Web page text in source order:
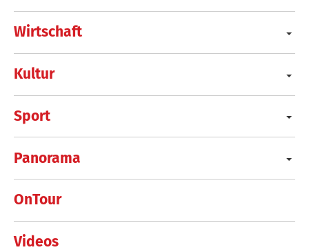
Wirtschaft
Kultur
Sport
Panorama
OnTour
Videos